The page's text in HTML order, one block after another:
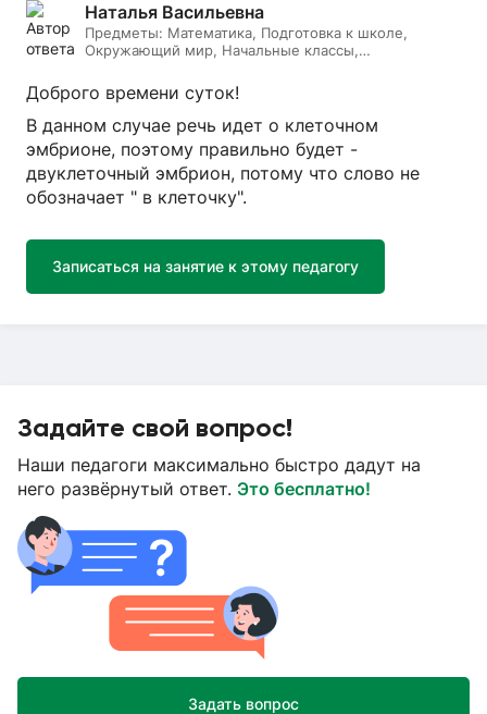
Наталья Васильевна
Предметы: Математика, Подготовка к школе,
Окружающий мир, Начальные классы,
Доброго времени суток!
В данном случае речь идет о клеточном
эмбрионе, поэтому правильно будет -
двуклеточный эмбрион, потому что слово не
обозначает " в клеточку".
Записаться на занятие к этому педагогу
Задайте свой вопрос!
Наши педагоги максимально быстро дадут на
него развёрнутый ответ. Это бесплатно!
Задать вопрос